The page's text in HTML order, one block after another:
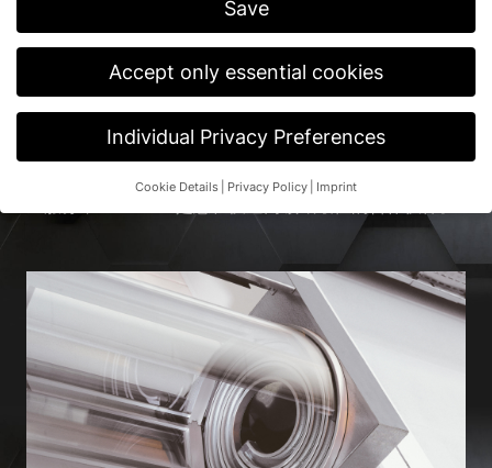
速门意味着您买到了能快速给您带来回报的高质量。随着
螺旋卷门的成功研发，EFAFLEX 在全球范围内凭借技术
无论是螺旋卷门、卷帘门还是折叠门，无论是洁净室专用
门还是机械保护门，EFAFLEX 都为德国的优质快速门树
立了标准。这就是我们能确保您的快速门具有使用寿命
长、低磨损和持续低运行成本的原因——摈除一切杂念，
专注产品质量。加上我们在维护、维修和检修方面的高质
Save
Accept only essential cookies
Individual Privacy Preferences
Cookie Details Privacy Policy Imprint
Privacy Preference
We use cookies and other technologies on our website. Some of
them are essential, while others help us to improve this website
Personal data may be processed (e.g. IP
addresses), for example for personalized ads and content or ad
and content measurement. You can find more information about
the use of your data in ourprivacy policy.
Here you will find an overview of all cookies used. You can give
your consent to whole categories or display further information
and select certain cookies.